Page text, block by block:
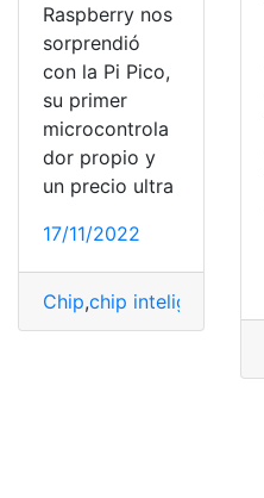
Raspberry nos
sorprendió
con la Pi Pico,
su primer
microcontrola
dor propio y
un precio ultra
17/11/2022
Chip,chip inteligente